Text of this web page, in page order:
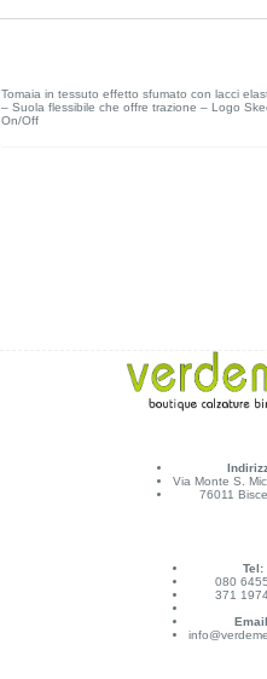
Tomaia in tessuto effetto sfumato con lacci
– Suola flessibile che offre trazione – Logo
On/Off
Via Monte S.
76011
Tel:
080
371